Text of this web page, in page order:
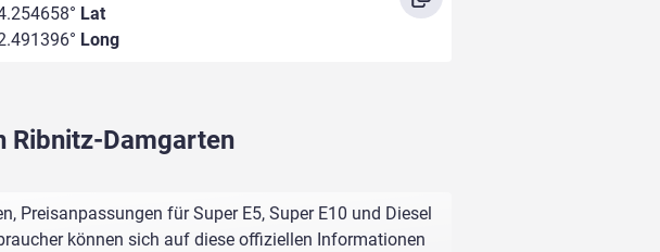
Lat
Long
Ribnitz-Damgarten
Preisanpassungen für Super E5, Super E10 und Diesel
können sich auf diese offiziellen Informationen